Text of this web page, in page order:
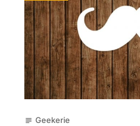
subject Geekerie